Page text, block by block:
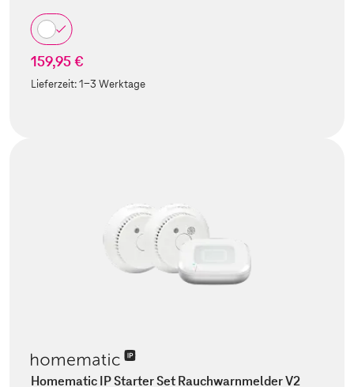
159,95 €
Lieferzeit:1-3 Werktage
Homematic IP Starter Set Rauchwarnmelder V2